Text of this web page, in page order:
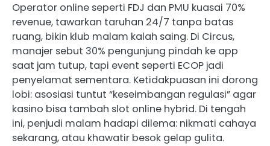
Operator online seperti FDJ dan PMU kuasai 70%
revenue, tawarkan taruhan 24/7 tanpa batas
ruang, bikin klub malam kalah saing. Di Circus,
manajer sebut 30% pengunjung pindah ke app
saat jam tutup, tapi event seperti ECOP jadi
penyelamat sementara. Ketidakpuasan ini dorong
lobi: asosiasi tuntut “keseimbangan regulasi” agar
kasino bisa tambah slot online hybrid. Di tengah
ini, penjudi malam hadapi dilema: nikmati cahaya
sekarang, atau khawatir besok gelap gulita.